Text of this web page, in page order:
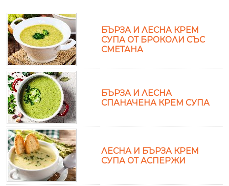
БЪРЗА И ЛЕСНА КРЕМ
СУПА ОТ БРОКОЛИ СЪС
СМЕТАНА
БЪРЗА И ЛЕСНА
СПАНАЧЕНА КРЕМ СУПА
ЛЕСНА И БЪРЗА КРЕМ
СУПА ОТ АСПЕРЖИ